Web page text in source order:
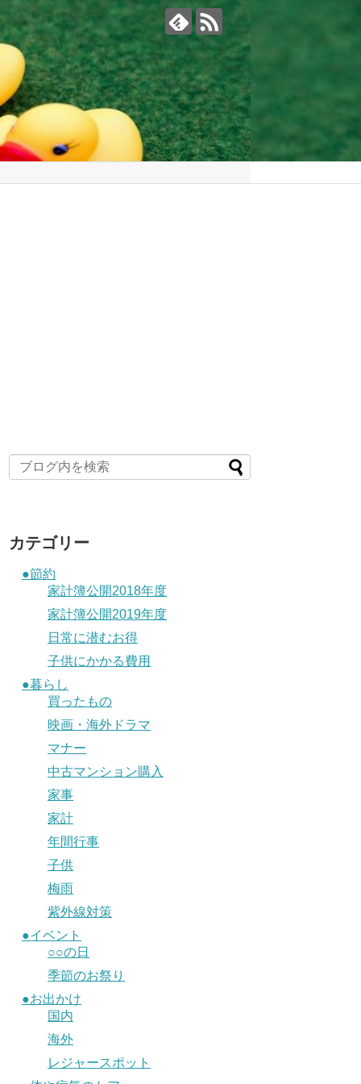
カテゴリー
●節約
家計簿公開2018年度
家計簿公開2019年度
日常に潜むお得
子供にかかる費用
●暮らし
買ったもの
映画・海外ドラマ
マナー
中古マンション購入
家事
家計
年間行事
子供
梅雨
紫外線対策
●イベント
○○の日
季節のお祭り
●お出かけ
国内
海外
レジャースポット